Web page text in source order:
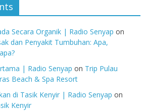
Secara Organik | Radio Senyap on
dan Penyakit Tumbuhan: Apa,
| Radio Senyap on Trip Pulau
Beach & Spa Resort
di Tasik Kenyir | Radio Senyap on
Kenyir